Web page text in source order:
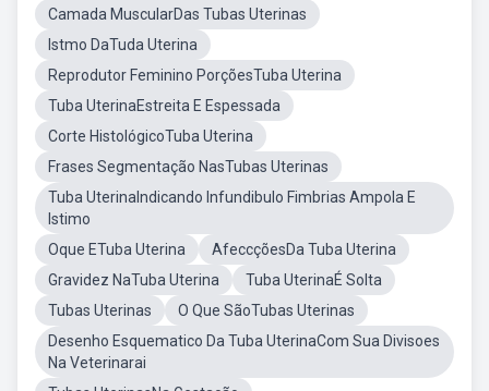
Camada MuscularDas Tubas Uterinas
Istmo DaTuda Uterina
Reprodutor Feminino PorçõesTuba Uterina
Tuba UterinaEstreita E Espessada
Corte HistológicoTuba Uterina
Frases Segmentação NasTubas Uterinas
Tuba UterinaIndicando Infundibulo Fimbrias Ampola E
Istimo
Oque ETuba Uterina
AfeccçõesDa Tuba Uterina
Gravidez NaTuba Uterina
Tuba UterinaÉ Solta
Tubas Uterinas
O Que SãoTubas Uterinas
Desenho Esquematico Da Tuba UterinaCom Sua Divisoes
Na Veterinarai